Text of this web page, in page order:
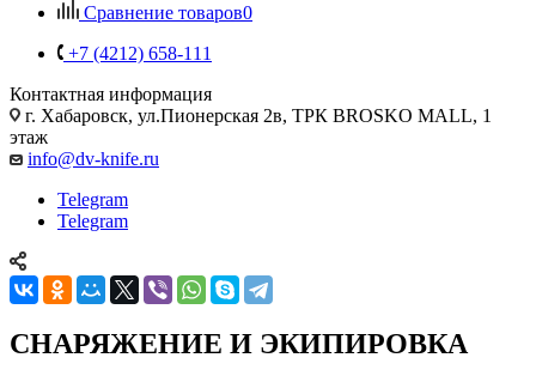
Сравнение товаров0
+7 (4212) 658-111
Контактная информация
г. Хабаровск, ул.Пионерская 2в, ТРК BROSKO MALL, 1
этаж
info@dv-knife.ru
Telegram
Telegram
СНАРЯЖЕНИЕ И ЭКИПИРОВКА